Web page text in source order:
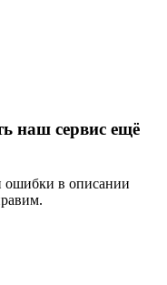
наш сервис ещё
в описании